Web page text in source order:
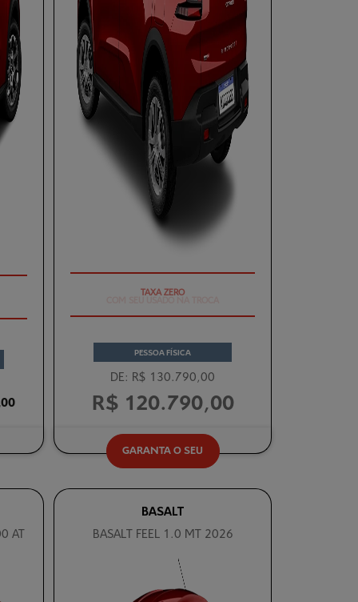
PESSOA FÍSICA
DE: R$ 130.790,00
R$ 120.790,00
GARANTA O SEU
AT
BASALT
BASALT FEEL 1.0 MT 2026